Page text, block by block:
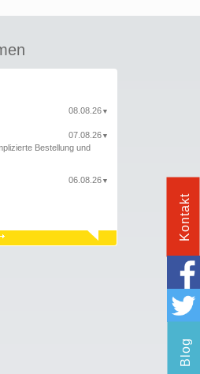
08.08.26 ▼
07.08.26 ▼
Bestellung und
06.08.26 ▼
Kontakt
Blog